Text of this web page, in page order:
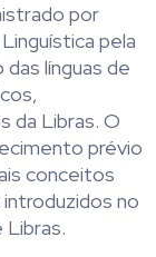
por
pela
línguas de
da Libras. O
prévio
conceitos
no
Libras.